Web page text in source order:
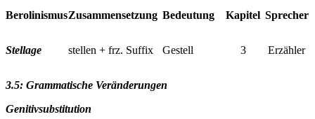
BerolinismusZusammensetzung Bedeutung Kapitel Sprecher
Stellage stellen + frz. Suffix Gestell 3 Erzähler
3.5: Grammatische Veränderungen
Genitivsubstitution